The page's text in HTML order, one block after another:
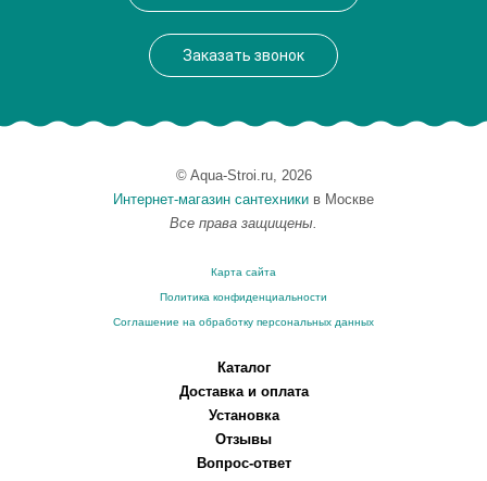
Заказать звонок
© Aqua-Stroi.ru, 2026
Интернет-магазин сантехники в Москве
Все права защищены.
Карта сайта
Политика конфиденциальности
Соглашение на обработку персональных данных
Каталог
Доставка и оплата
Установка
Отзывы
Вопрос-ответ